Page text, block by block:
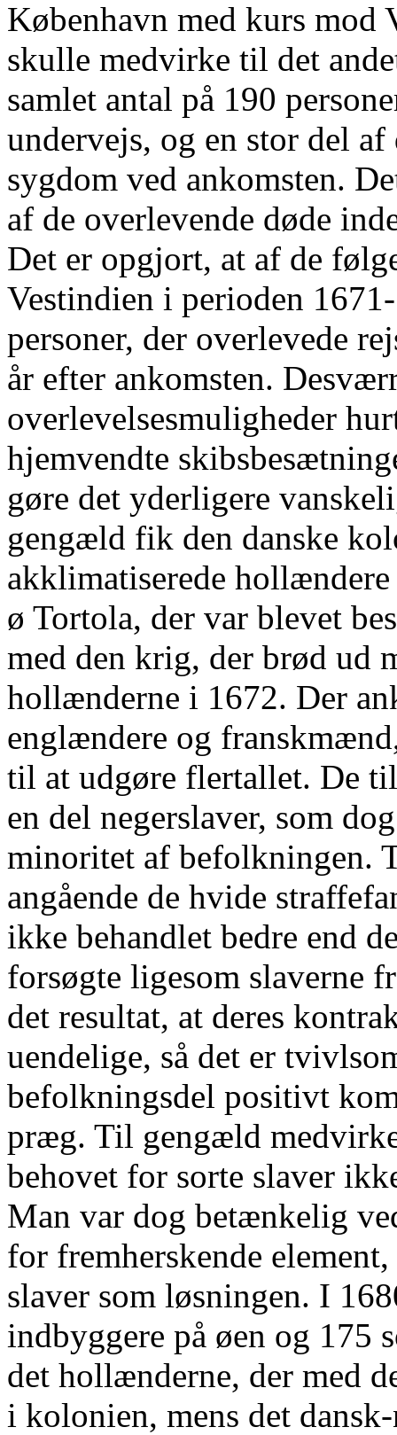
København med kurs mod
skulle medvirke til det
samlet antal på 190
undervejs, og en stor del
sygdom ved ankomsten.
af de overlevende døde
Det er opgjort, at af de
Vestindien i perioden
personer, der overlevede
år efter ankomsten.
overlevelsesmuligheder
hjemvendte
gøre det yderligere
gengæld fik den danske
akklimatiserede
ø Tortola, der var blevet
med den krig, der brød ud
hollænderne i 1672. Der
englændere og
til at udgøre flertallet. De
en del negerslaver, som
minoritet af befolkningen.
angående de hvide
ikke behandlet bedre end
forsøgte ligesom slaverne
det resultat, at deres
uendelige, så det er
befolkningsdel positivt
præg. Til gengæld
behovet for sorte slaver
Man var dog betænkelig
for fremherskende
slaver som løsningen. I
indbyggere på øen og 175
det hollænderne, der med
i kolonien, mens det